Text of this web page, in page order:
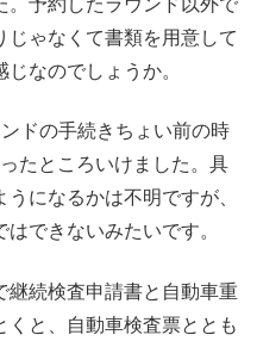
。予約したラウンド以外で
ゃなくて書類を用意して
なのでしょうか。
ドの手続きちょい前の時
たところいけました。具
になるかは不明ですが、
できないみたいです。
続検査申請書と自動車重
と、自動車検査票ととも